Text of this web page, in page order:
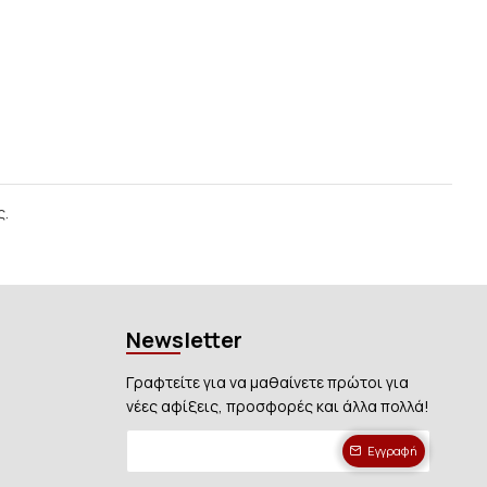
Newsletter
Γραφτείτε για να μαθαίνετε πρώτοι για
νέες αφίξεις, προσφορές και άλλα πολλά!
Εγγραφή